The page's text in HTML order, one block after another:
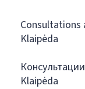
Consultations
Klaipėda
Klaipėda